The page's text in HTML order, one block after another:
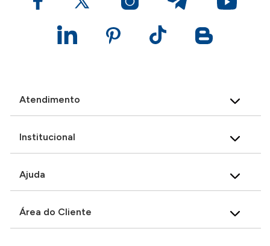
Atendimento
Institucional
Ajuda
Área do Cliente